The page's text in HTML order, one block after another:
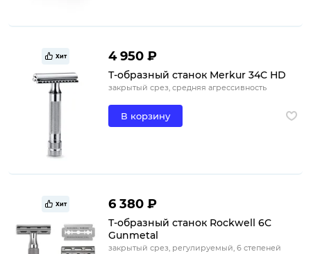
Хит 4 950 ₽
Т-образный станок Merkur 34C HD
закрытый срез, средняя агрессивность
В корзину
Хит 6 380 ₽
Т-образный станок Rockwell 6C
Gunmetal
закрытый срез, регулируемый, 6 степеней